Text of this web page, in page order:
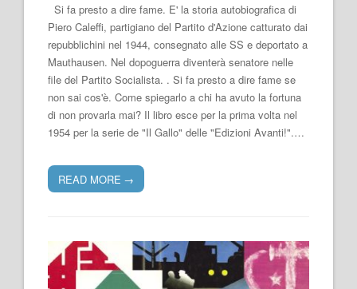
Si fa presto a dire fame. E' la storia autobiografica di
Piero Caleffi, partigiano del Partito d'Azione catturato dai
repubblichini nel 1944, consegnato alle SS e deportato a
Mauthausen. Nel dopoguerra diventerà senatore nelle
file del Partito Socialista. . Si fa presto a dire fame se
non sai cos'è. Come spiegarlo a chi ha avuto la fortuna
di non provarla mai? Il libro esce per la prima volta nel
1954 per la serie de "Il Gallo" delle "Edizioni Avanti!".…
READ MORE →